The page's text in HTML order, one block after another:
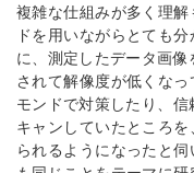
複雑な仕組みが多く理
ドを用いながらとても
に、測定したデータ画
されて解像度が低くな
モンドで対策したり、
キャンしていたところ
られるようになったと